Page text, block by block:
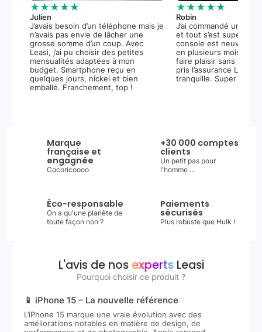
★★★★★
Julien
J’avais besoin d’un téléphone mais je
n’avais pas envie de lâcher une
grosse somme d’un coup. Avec
Leasi, j’ai pu choisir des petites
mensualités adaptées à mon
budget. Smartphone reçu en
quelques jours, nickel et bien
emballé. Franchement, top !
★★★★★
Robin
J’ai commandé une
et tout s’est super
console est neuve, et
en plusieurs mois m’a
faire plaisir sans stress.
pris l’assurance
tranquille. Super
Marque
française et
engagnée
Cocoricoooo
+30 000 comptes
clients
Un petit pas pour
l'homme ...
Éco-responsable
On a qu'une planète de
toute façon non ?
Paiements
sécurisés
Plus robuste que Hulk !
L'avis de nos expertsLeasi
Pourquoi choisir ce produit ?
📱 iPhone 15 – La nouvelle référence
L’iPhone 15 marque une vraie évolution avec des
améliorations notables en matière de design, de